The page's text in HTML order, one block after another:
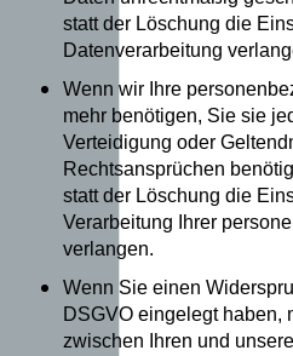
statt der Löschung die
Datenverarbeitung
Wenn wir Ihre
mehr benötigen, Sie sie
Verteidigung oder
Rechtsansprüchen
statt der Löschung die
Verarbeitung Ihrer
verlangen.
Wenn Sie einen
DSGVO eingelegt haben,
zwischen Ihren und